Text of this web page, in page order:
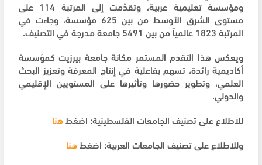
ومؤسسة تعليمية عربية، وتقدّمت إلى المرتبة 114 على
مستوى الشرق الأوسط من بين 625 مؤسسة، وجاءت في
المرتبة 1823 عالمياً من بين 5491 جامعة مدرجة في التصنيف.
ويعكس هذا التقدم المستمر مكانة جامعة بيرزيت كمؤسسة
أكاديمية رائدة، تسهم بفاعلية في إنتاج المعرفة وتعزيز البحث
العلمي، وتطوير حضورها وتأثيرها على المستويين الإقليمي
والدولي.
للاطلاع على تصنيف الجامعات الفلسطينية: اضغطهنا
وللاطلاع على تصنيف الجامعات العربية: اضغطهنا